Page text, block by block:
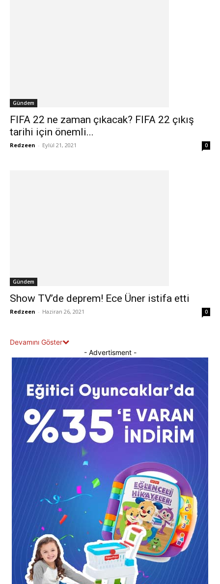
Gündem
FIFA 22 ne zaman çıkacak? FIFA 22 çıkış
tarihi için önemli...
Redzeen - Eylül 21, 2021 0
Gündem
Show TV’de deprem! Ece Üner istifa etti
Redzeen - Haziran 26, 2021 0
Devamını Göster
- Advertisment -